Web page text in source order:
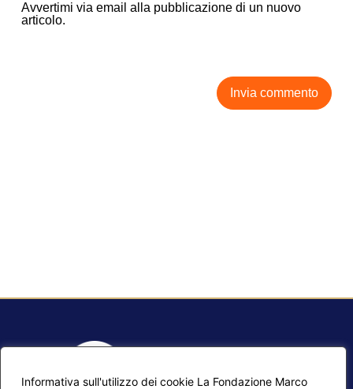
Informativa sull'utilizzo dei cookie La Fondazione Marco
Avvertimi via email alla pubblicazione di un nuovo
articolo.